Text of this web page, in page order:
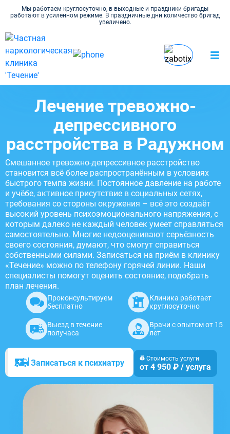
Мы работаем круглосуточно, в выходные и праздники бригады
работают в усиленном режиме. В праздничные дни количество бригад
увеличено.
2
в Радужном
Лечение тревожно-
депрессивного
расстройства в Радужном
Смешанное тревожно-депрессивное расстройство
становится всё более распространённым в условиях
быстрого темпа жизни. Постоянное давление на работе
и учёбе, активное присутствие в социальных сетях,
требования со стороны окружения – всё это создаёт
высокий уровень психоэмоционального напряжения, с
которым далеко не каждый человек умеет справляться
самостоятельно. Многие недооценивают серьёзность
своего состояния, думают, что смогут справиться
собственными силами. Записаться на приём в клинику
«Течение» можно по телефону горячей линии. Наши
специалисты помогут оценить состояние, подобрать
план лечения.
Проконсультируем
бесплатно
Клиника работает
круглосуточно
Выезд в течение
получаса
Врачи с опытом от 15
лет
Записаться к психиатру Стоимость услуги
от 4 950 ₽ / услуга